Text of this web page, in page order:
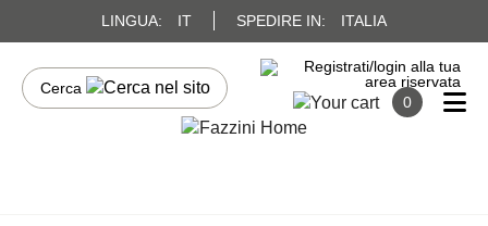
LINGUA: IT SPEDIRE IN: ITALIA
0